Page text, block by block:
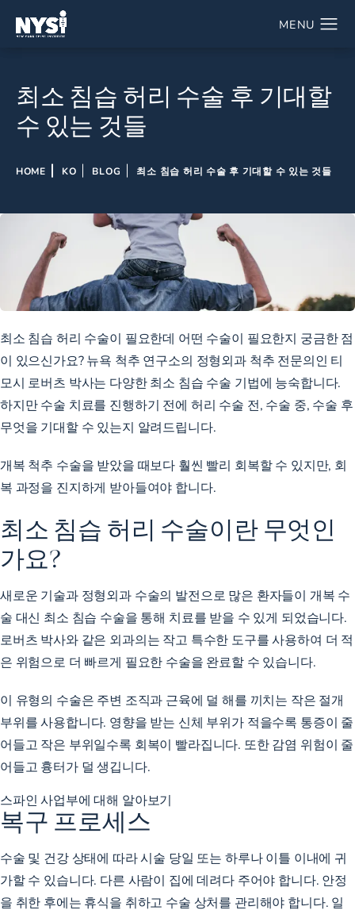
최소 침습 허리 수술 후 기대할
수 있는 것들
HOME KO BLOG 최소 침습 허리 수술 후 기대할 수 있는 것들
최소 침습 허리 수술이 필요한데 어떤 수술이 필요한지 궁금한 점
이 있으신가요? 뉴욕 척추 연구소의 정형외과 척추 전문의인 티
모시 로버츠 박사는 다양한 최소 침습 수술 기법에 능숙합니다.
하지만 수술 치료를 진행하기 전에 허리 수술 전, 수술 중, 수술 후
무엇을 기대할 수 있는지 알려드립니다.
개복 척추 수술을 받았을 때보다 훨씬 빨리 회복할 수 있지만, 회
복 과정을 진지하게 받아들여야 합니다.
최소 침습 허리 수술이란 무엇인
가요?
새로운 기술과 정형외과 수술의 발전으로 많은 환자들이 개복 수
술 대신 최소 침습 수술을 통해 치료를 받을 수 있게 되었습니다.
로버츠 박사와 같은 외과의는 작고 특수한 도구를 사용하여 더 적
은 위험으로 더 빠르게 필요한 수술을 완료할 수 있습니다.
이 유형의 수술은 주변 조직과 근육에 덜 해를 끼치는 작은 절개
부위를 사용합니다. 영향을 받는 신체 부위가 적을수록 통증이 줄
어들고 작은 부위일수록 회복이 빨라집니다. 또한 감염 위험이 줄
어들고 흉터가 덜 생깁니다.
스파인 사업부에 대해 알아보기
복구 프로세스
수술 및 건강 상태에 따라 시술 당일 또는 하루나 이틀 이내에 귀
가할 수 있습니다. 다른 사람이 집에 데려다 주어야 합니다. 안정
을 취한 후에는 휴식을 취하고 수술 상처를 관리해야 합니다. 일